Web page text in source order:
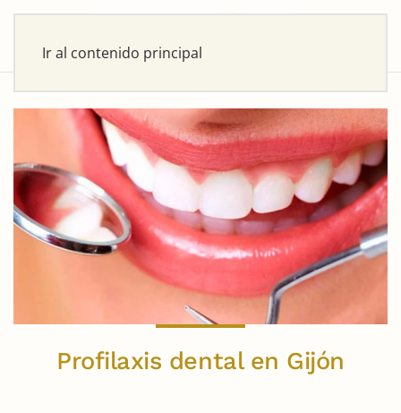
Ir al contenido principal
Profilaxis dental en Gijón